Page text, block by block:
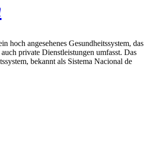
hoch angesehenes Gesundheitssystem, das
private Dienstleistungen umfasst. Das
bekannt als Sistema Nacional de